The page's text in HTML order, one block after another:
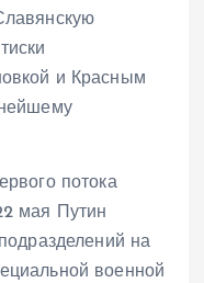
и Красным
потока
мая Путин
на
военной